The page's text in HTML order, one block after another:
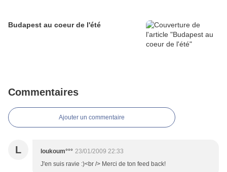
Budapest au coeur de l'été
Commentaires
Ajouter un commentaire
L loukoum°°° 23/01/2009 22:33
J'en suis ravie :)<br /> Merci de ton feed back!